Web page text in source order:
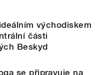
východiskem
části
Beskyd
se připravuje na